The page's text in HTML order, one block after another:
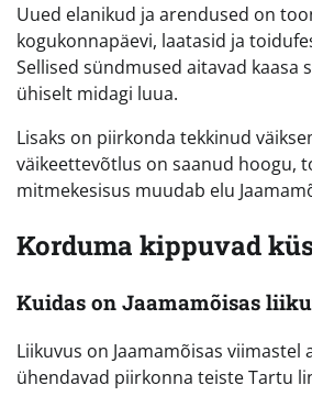
Uued elanikud ja arendused on
kogukonnapäevi, laatasid ja
Sellised sündmused aitavad kaasa
ühiselt midagi luua.
Lisaks on piirkonda tekkinud
väikeettevõtlus on saanud hoogu,
mitmekesisus muudab elu
Korduma kippuvad
Kuidas on Jaamamõisas
Liikuvus on Jaamamõisas
ühendavad piirkonna teiste Tartu